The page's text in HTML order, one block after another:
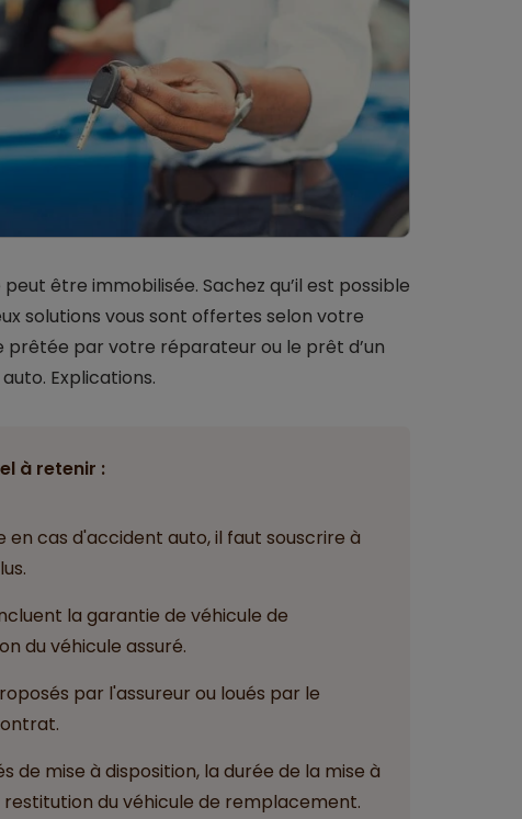
être immobilisée. Sachez qu’il est possible
solutions vous sont offertes selon votre
prêtée par votre réparateur ou le prêt d’un
Explications.
à retenir :
cas d'accident auto, il faut souscrire à
la garantie de véhicule de
du véhicule assuré.
par l'assureur ou loués par le
de mise à disposition, la durée de la mise à
restitution du véhicule de remplacement.